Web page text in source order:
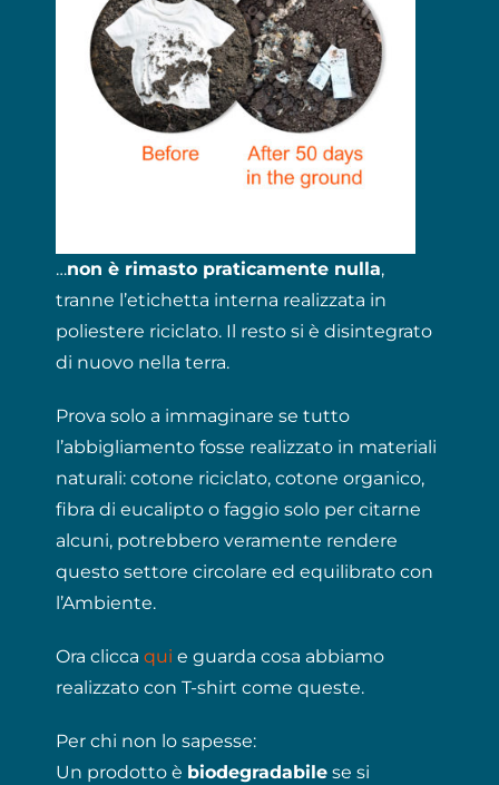
…non è rimasto praticamente nulla,
tranne l’etichetta interna realizzata in
poliestere riciclato. Il resto si è disintegrato
di nuovo nella terra.
Prova solo a immaginare se tutto
l’abbigliamento fosse realizzato in materiali
naturali: cotone riciclato, cotone organico,
fibra di eucalipto o faggio solo per citarne
alcuni, potrebbero veramente rendere
questo settore circolare ed equilibrato con
l’Ambiente.
Ora cliccaqui e guarda cosa abbiamo
realizzato con T-shirt come queste.
Per chi non lo sapesse:
Un prodotto è biodegradabile se si